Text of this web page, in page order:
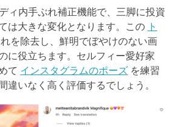
ィ内手ぶれ補正機能で、三脚に投資
は大きな変化となります。この ト
を除去し、鮮明でぼやけのない画
に役立ちます。セルフィー愛好家
て インスタグラムのポーズ を練習
違いなく高く評価するでしょう。